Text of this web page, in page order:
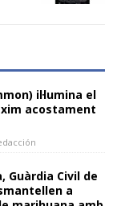
il·lumina el
acostament
Guàrdia Civil de
a